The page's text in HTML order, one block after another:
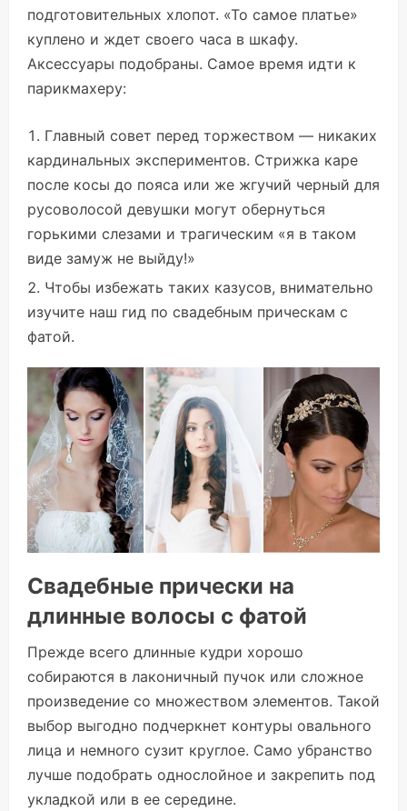
подготовительных хлопот. «То самое платье»
куплено и ждет своего часа в шкафу.
Аксессуары подобраны. Самое время идти к
парикмахеру:
Главный совет перед торжеством — никаких
кардинальных экспериментов. Стрижка каре
после косы до пояса или же жгучий черный для
русоволосой девушки могут обернуться
горькими слезами и трагическим «я в таком
виде замуж не выйду!»
Чтобы избежать таких казусов, внимательно
изучите наш гид по свадебным прическам с
фатой.
Свадебные прически на
длинные волосы с фатой
Прежде всего длинные кудри хорошо
собираются в лаконичный пучок или сложное
произведение со множеством элементов. Такой
выбор выгодно подчеркнет контуры овального
лица и немного сузит круглое. Само убранство
лучше подобрать однослойное и закрепить под
укладкой или в ее середине.